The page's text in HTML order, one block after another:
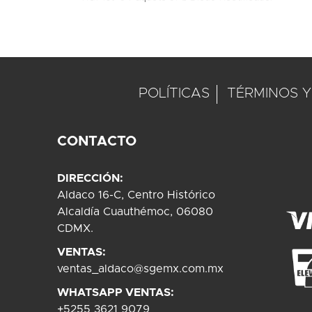
POLÍTICAS TÉRMINOS
CONTACTO
DIRECCIÓN:
Aldaco 16-C, Centro Histórico
Alcaldía Cuauthémoc, 06080
CDMX.
VENTAS:
ventas_aldaco@sgemx.com.mx
WHATSAPP VENTAS:
+5255 3621 9079